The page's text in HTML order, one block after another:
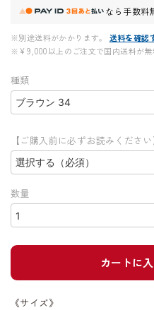
なら 手数料
※別途送料がかかります。
送料を確認
※¥9,000以上のご注文で国内送料が無
種類
【ご購入前に必ずお読みくださ
数量
カートに
《サイズ》